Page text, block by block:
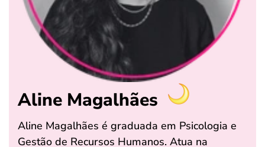
Aline Magalhães
Aline Magalhães é graduada em Psicologia e
Gestão de Recursos Humanos. Atua na